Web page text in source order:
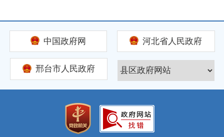
中国政府网 河北省人民政府
邢台市人民政府